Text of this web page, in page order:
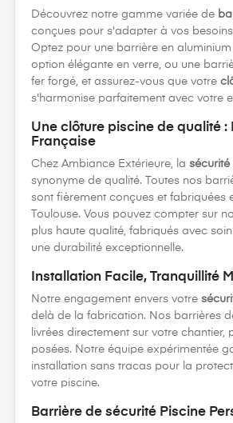
Découvrez notre gamme variée de
conçues pour s'adapter à vos
Optez pour une barrière en
option élégante en verre, ou une
fer forgé, et assurez-vous que votre
s'harmonise parfaitement avec votre
Une clôture piscine de qualité :
Française
Chez Ambiance Extérieure, la sécurité
synonyme de qualité. Toutes nos
sont fièrement conçues et fabriquées
Toulouse. Vous pouvez compter sur
plus haute qualité, fabriqués avec
une durabilité exceptionnelle.
Installation Facile, Tranquillité
Notre engagement envers votre
delà de la fabrication. Nos barrières
livrées directement sur votre chantier,
posées. Notre équipe expérimentée
installation sans tracas pour la
votre piscine.
Barrière de sécurité Piscine